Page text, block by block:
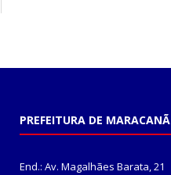
PREFEITURA DE MARACANÃ
End.: Av. Magalhães Barata, 21